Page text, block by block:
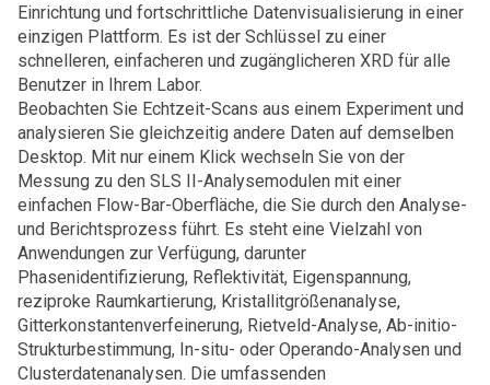
Einrichtung und fortschrittliche Datenvisualisierung in einer
einzigen Plattform. Es ist der Schlüssel zu einer
schnelleren, einfacheren und zugänglicheren XRD für alle
Benutzer in Ihrem Labor.
Beobachten Sie Echtzeit-Scans aus einem Experiment und
analysieren Sie gleichzeitig andere Daten auf demselben
Desktop. Mit nur einem Klick wechseln Sie von der
Messung zu den SLS II-Analysemodulen mit einer
einfachen Flow-Bar-Oberfläche, die Sie durch den Analyse-
und Berichtsprozess führt. Es steht eine Vielzahl von
Anwendungen zur Verfügung, darunter
Phasenidentifizierung, Reflektivität, Eigenspannung,
reziproke Raumkartierung, Kristallitgrößenanalyse,
Gitterkonstantenverfeinerung, Rietveld-Analyse, Ab-initio-
Strukturbestimmung, In-situ- oder Operando-Analysen und
Clusterdatenanalysen. Die umfassenden